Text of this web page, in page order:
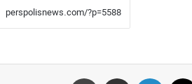
لینکدین اشتراک گذاری از طریق ایمیل